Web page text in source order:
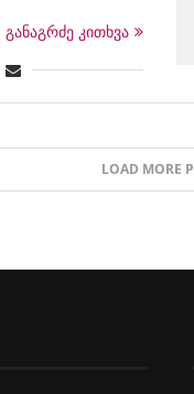
განაგრძე კითხვა
LOAD MORE